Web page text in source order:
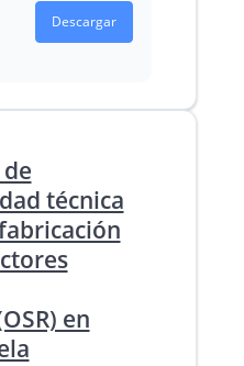
Descargar
técnica
en